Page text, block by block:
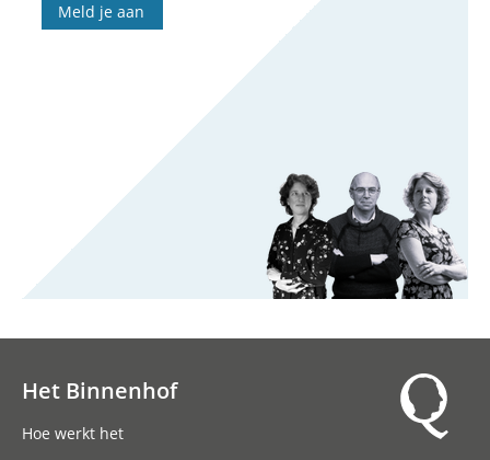
Meld je aan
Het Binnenhof
Hoe werkt het